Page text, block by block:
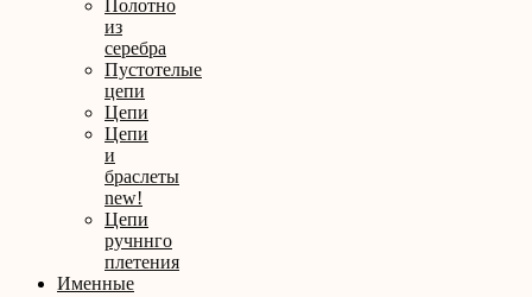
Полотно
из
серебра
Пустотелые
цепи
Цепи
Цепи
и
браслеты
new!
Цепи
ручннго
плетения
Именные